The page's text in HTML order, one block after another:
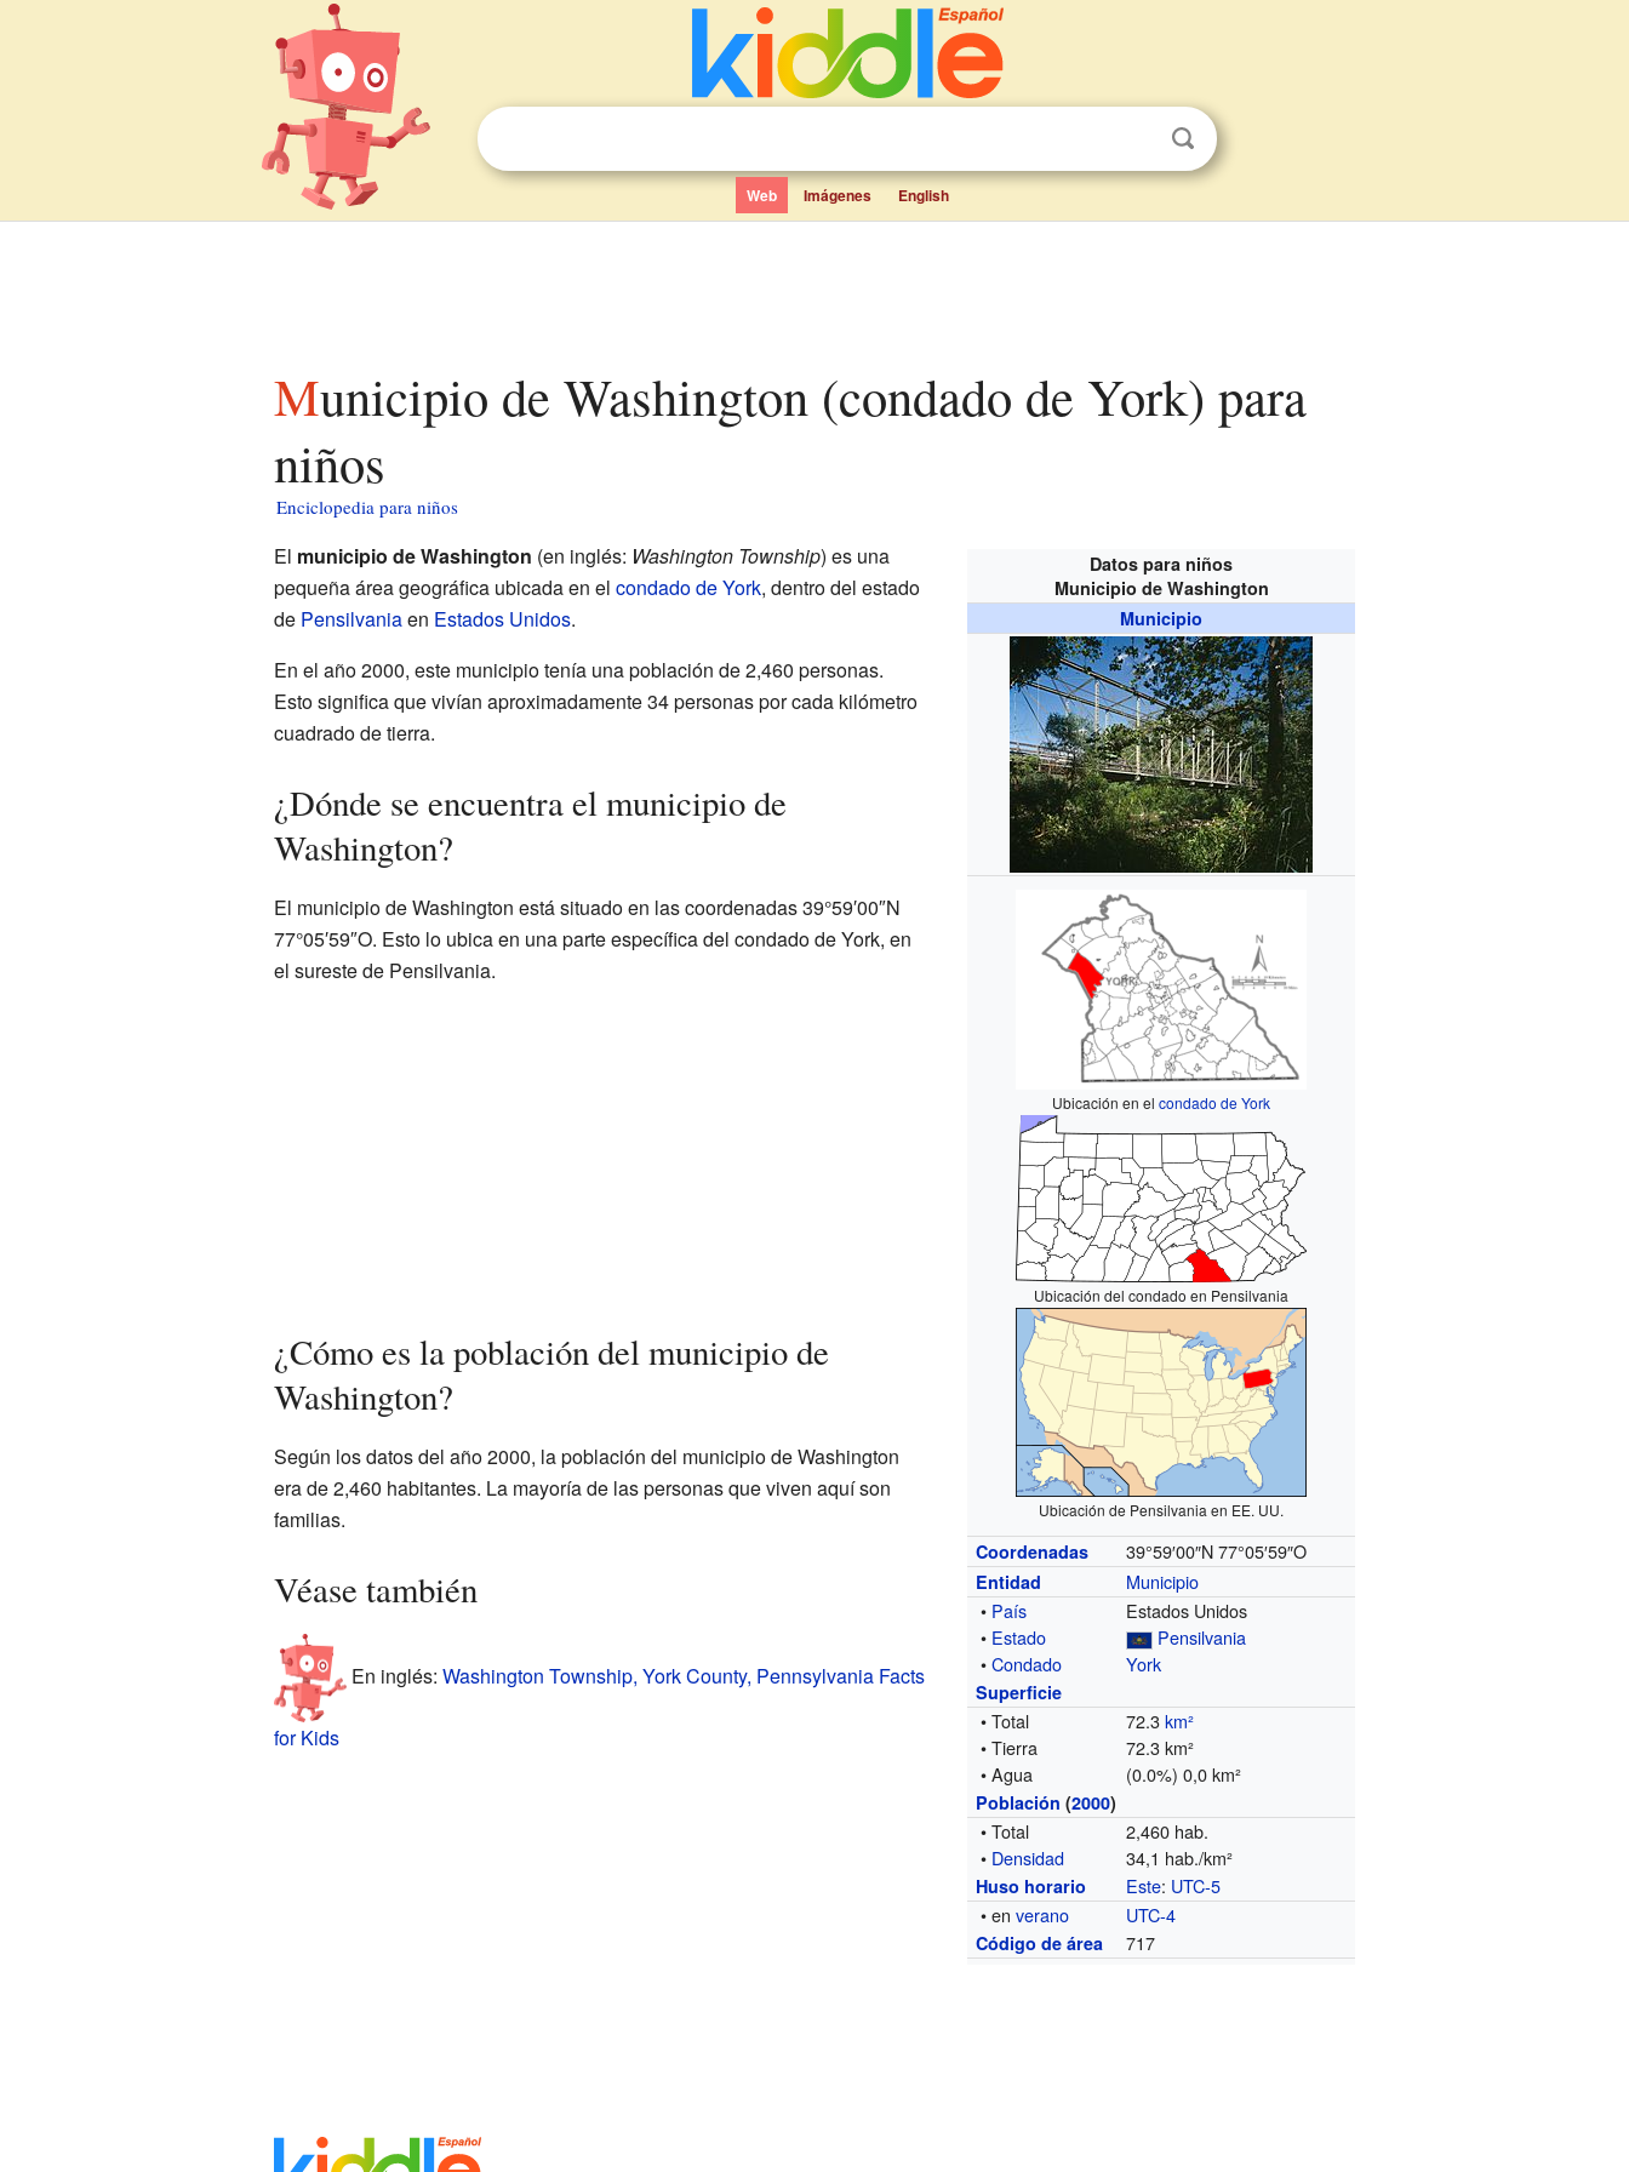
Web Imágenes English
Municipio de Washington (condado de York) para
niños
Enciclopedia para niños
Datos para niños
Municipio de Washington
Municipio
Ubicación en elcondado de York
Ubicación del condado en Pensilvania
Ubicación de Pensilvania en EE. UU.
Coordenadas 39°59′00″N 77°05′59″O
Entidad
Municipio
• País
Estados Unidos
• Estado
Pensilvania
•Condado York
Superficie
• Total 72.3km²
• Tierra
72.3 km²
• Agua
(0.0%) 0,0 km²
Población (2000)
• Total
2,460 hab.
• Densidad 34,1 hab./km²
Huso horario Este: UTC-5
• enverano UTC-4
Código de área 717
El municipio de Washington (en inglés: Washington Township) es una
pequeña área geográfica ubicada en el condado de York, dentro del estado
de Pensilvaniaen Estados Unidos.
En el año 2000, este municipio tenía una población de 2,460 personas.
Esto significa que vivían aproximadamente 34 personas por cada kilómetro
cuadrado de tierra.
¿Dónde se encuentra el municipio de
Washington?
El municipio de Washington está situado en las coordenadas 39°59′00″N
77°05′59″O. Esto lo ubica en una parte específica del condado de York, en
el sureste de Pensilvania.
¿Cómo es la población del municipio de
Washington?
Según los datos del año 2000, la población del municipio de Washington
era de 2,460 habitantes. La mayoría de las personas que viven aquí son
familias.
Véase también
En inglés: Washington Township, York County, Pennsylvania Facts
for Kids